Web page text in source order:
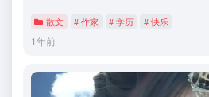
散文 # 作家 # 学历 # 快乐
1年前